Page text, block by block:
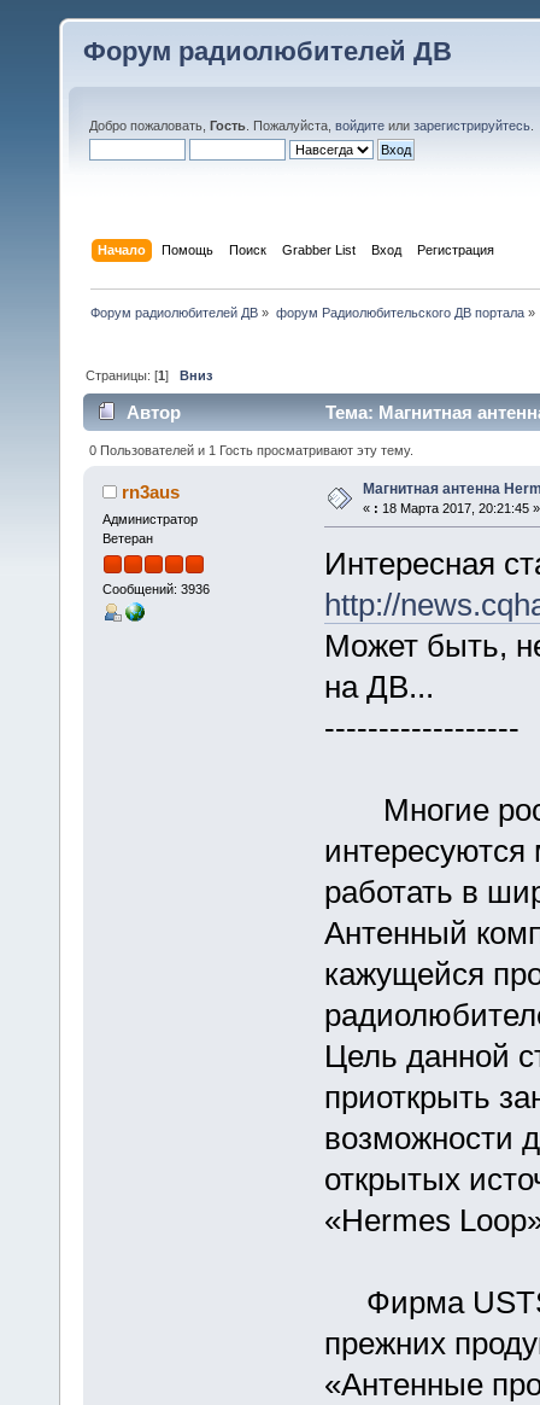
Форум радиолюбителей ДВ
Добро пожаловать, Гость . Пожалуйста, войдите или зарегистрируйтесь
Начало Помощь Поиск Grabber List Вход Регистрация
Форум радиолюбителей ДВ » форум Радиолюбительского ДВ портала»
Страницы: [1]Вниз
Автор Тема: Магнитная
0 Пользователей и 1 Гость просматривают эту тему.
rn3aus
Администратор
Ветеран
Сообщений: 3936
Магнитная антенна
« : 18 Марта 2017, 20:21:45 »
Интересная
http://
Может быть,
на ДВ...
------------------
Многие
работать в
Антенный
кажущейся
Цель данной
приоткрыть
возможности
открытых
«Hermes
Фирма USTS
прежних
«Антенные